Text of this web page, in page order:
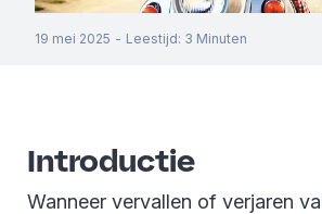
19 mei 2025 - Leestijd: 3 Minuten
Introductie
Wanneer vervallen of verjaren